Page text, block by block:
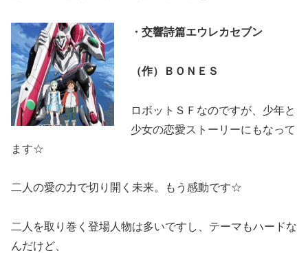
・交響詩篇エウレカセブン
（作）ＢＯＮＥＳ
ロボットＳＦなのですが、少年と
少女の恋愛ストーリーにもなって
ます☆
二人の愛の力で切り開く未来。もう感動です☆
二人を取り巻く登場人物は多いですし、テーマもハードな
んだけど、